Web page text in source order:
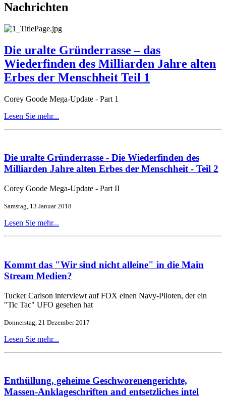
Nachrichten
Die uralte Gründerrasse – das
Wiederfinden des Milliarden Jahre alten
Erbes der Menschheit Teil 1
Corey Goode Mega-Update - Part 1
Lesen Sie mehr...
Die uralte Gründerrasse - Die Wiederfinden des
Milliarden Jahre alten Erbes der Menschheit - Teil 2
Corey Goode Mega-Update - Part II
Samstag, 13 Januar 2018
Lesen Sie mehr...
Kommt das "Wir sind nicht alleine" in die Main
Stream Medien?
Tucker Carlson interviewt auf FOX einen Navy-Piloten, der ein
"Tic Tac" UFO gesehen hat
Donnerstag, 21 Dezember 2017
Lesen Sie mehr...
Enthüllung, geheime Geschworenengerichte,
Massen-Anklageschriften and entsetzliches intel